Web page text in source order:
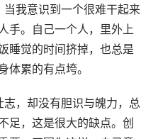
我意识到一个很难干起来
手。自己一个人，里外上
睡觉的时间挤掉，也总是
体累的有点垮。
，却没有胆识与魄力，总
足，这是很大的缺点。创